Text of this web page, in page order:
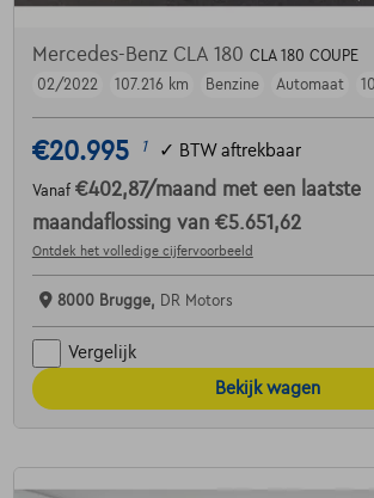
Mercedes-Benz CLA 180 CLA 180 COUPE
02/2022
107.216 km Benzine Automaat
€20.995 1 ✓ BTW aftrekbaar
Vanaf €402,87/maand met een laatste
maandaflossing van €5.651,62
Ontdek het volledige cijfervoorbeeld
8000 Brugge, DR Motors
Vergelijk
Bekijk wagen